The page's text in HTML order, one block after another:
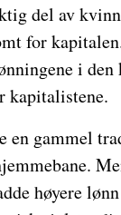
del av
for
i
kapitalistene.
gammel
høyere